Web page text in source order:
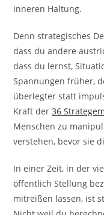
inneren Haltung.
Denn strategisches
dass du andere
dass du lernst,
Spannungen früher,
überlegter statt
Kraft der36
Menschen zu
verstehen, bevor sie
In einer Zeit, in der
öffentlich Stellung
mitreißen lassen, ist